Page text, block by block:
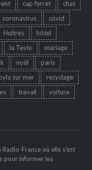
cap ferret
chat
coronavirus
covid
Huîtres
hôtel
la Teste
mariage
noêl
paris
sur mer
recyclage
travail
voiture
France où elle s'est
pour informer les